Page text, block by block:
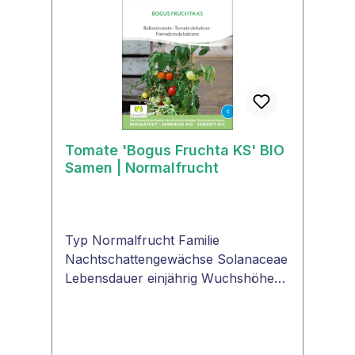
Tomatensalat, für Tomatengerichte,
Saucen, Fleischgerichte. Der feine,
intensive Geschmack verstärkt sich
noch, wenn die Zuckertraube -
Tomaten halbiert und gegrillt werden.
Tomate 'Bogus Fruchta KS' BIO
Samen | Normalfrucht
Typ Normalfrucht Familie
Nachtschattengewächse Solanaceae
Lebensdauer einjährig Wuchshöhe